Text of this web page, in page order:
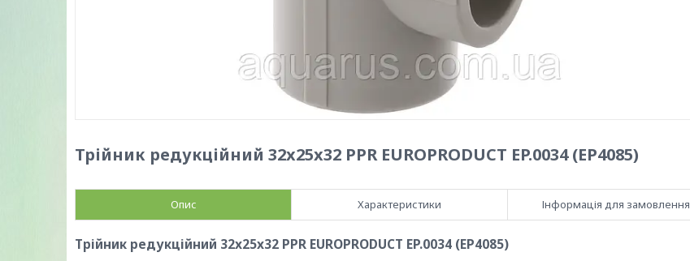
Трійник редукційний 32x25x32 PPR EUROPRODUCT EP.0034 (EP4085)
Опис Характеристики Інформація для замовлення
Трійник редукційний 32x25x32 PPR EUROPRODUCT EP.0034 (EP4085)